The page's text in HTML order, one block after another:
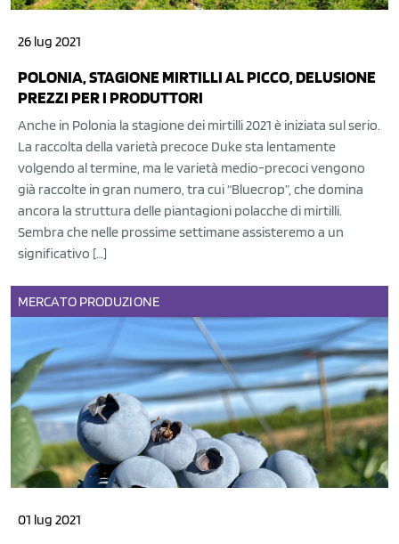
26 lug 2021
POLONIA, STAGIONE MIRTILLI AL PICCO, DELUSIONE
PREZZI PER I PRODUTTORI
Anche in Polonia la stagione dei mirtilli 2021 è iniziata sul serio.
La raccolta della varietà precoce Duke sta lentamente
volgendo al termine, ma le varietà medio-precoci vengono
già raccolte in gran numero, tra cui “Bluecrop”, che domina
ancora la struttura delle piantagioni polacche di mirtilli.
Sembra che nelle prossime settimane assisteremo a un
significativo […]
MERCATO PRODUZIONE
01 lug 2021